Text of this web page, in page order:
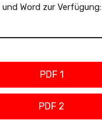
und Word zur Verfügung:
PDF 1
PDF 2